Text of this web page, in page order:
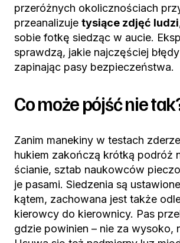
przeróżnych okolicznościach
przeanalizuje tysiące zdjęć ludzi
sobie fotkę siedząc w aucie.
sprawdzą, jakie najczęściej
zapinając pasy bezpieczeństwa.
Co może pójść nie
Zanim manekiny w testach
hukiem zakończą krótką podróż
ścianie, sztab naukowców
je pasami. Siedzenia są
kątem, zachowana jest także
kierowcy do kierownicy. Pas
gdzie powinien – nie za wysoko,